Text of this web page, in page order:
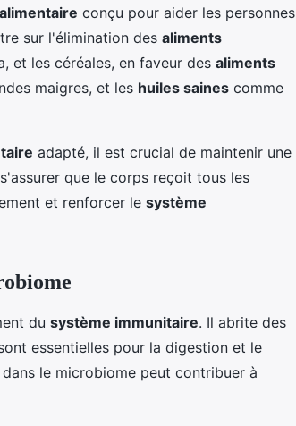
conçu pour aider les personnes
sur l'élimination des aliments
et les céréales, en faveur des aliments
maigres, et les huiles saines comme
adapté, il est crucial de maintenir une
que le corps reçoit tous les
et renforcer le système
du système immunitaire. Il abrite des
essentielles pour la digestion et le
le microbiome peut contribuer à